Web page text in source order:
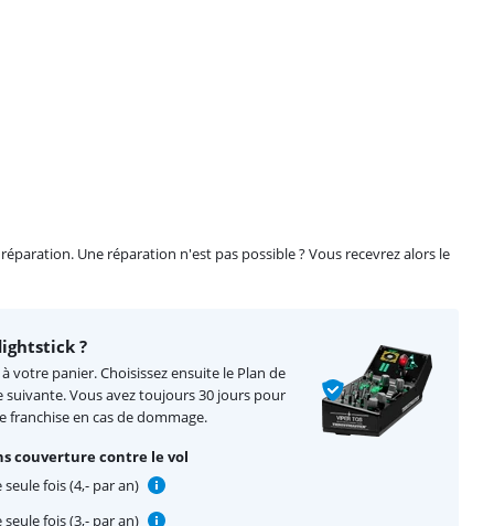
Une réparation n'est pas possible ? Vous recevrez alors le
?
panier. Choisissez ensuite le Plan de
suivante. Vous avez toujours 30 jours pour
franchise en cas de dommage.
couverture contre le vol
fois (4,- par an)
fois (3,- par an)